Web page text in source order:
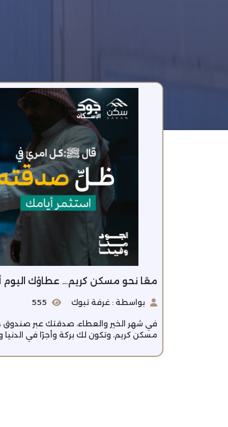
معًا نحو مسكن كريم… عطاؤك اليوم
بواسطة : غرفة تبوك 555
في شهر الخير والعطاء، صدقتك عبر صندوق
مسكن كريم، وتكون لك بركة وأجرًا في الدنيا